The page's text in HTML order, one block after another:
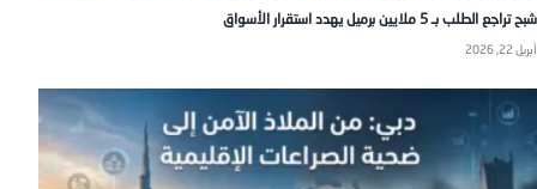
شبح تراجع الطلب بـ 5 ملايين برميل يهدد استقرار الأسواق
أبريل 22, 2026